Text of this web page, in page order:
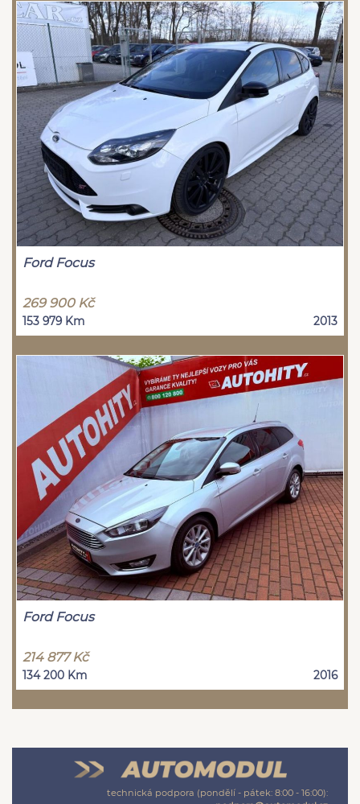
Ford Focus
269 900 Kč
153 979 Km 2013
Ford Focus
214 877 Kč
134 200 Km 2016
technická podpora (pondělí - pátek: 8:00 - 16:00):